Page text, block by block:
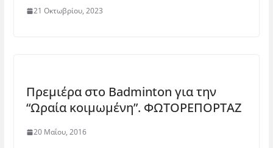
21 Οκτωβρίου, 2023
Πρεμιέρα στο Badminton για την
“Ωραία κοιμωμένη”. ΦΩΤΟΡΕΠΟΡΤΑΖ
20 Μαΐου, 2016